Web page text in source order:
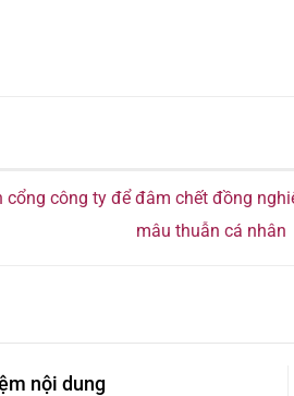
cổng công ty để đâm chết đồng
mâu thuẫn cá nhân
nội dung